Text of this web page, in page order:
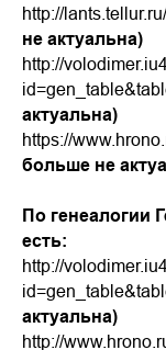
http://
не актуальна)
http://
актуальна)
https://
больше не
По генеалогии
есть:
http://
актуальна)
http://